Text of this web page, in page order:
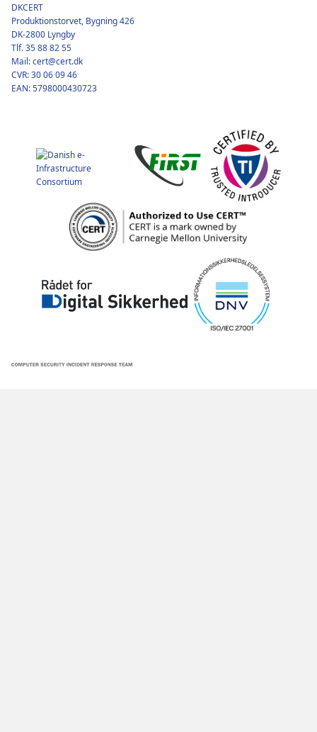
DKCERT
Produktionstorvet, Bygning 426
DK-2800 Lyngby
Tlf. 35 88 82 55
Mail: cert@cert.dk
CVR: 30 06 09 46
EAN: 5798000430723